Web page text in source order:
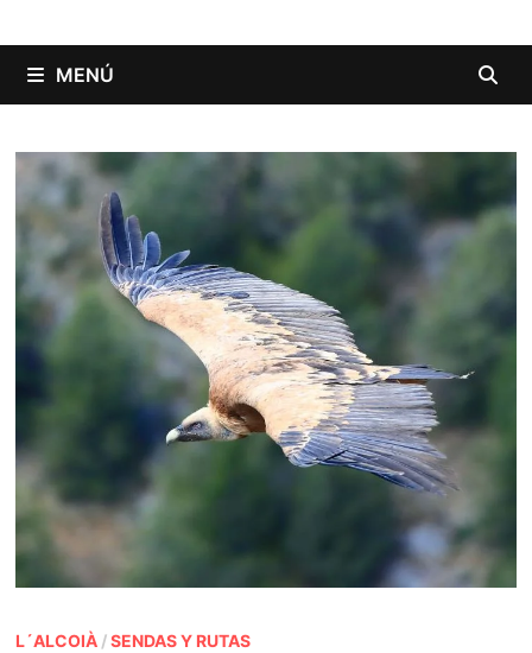
MENÚ
L´ALCOIÀ/SENDAS Y RUTAS